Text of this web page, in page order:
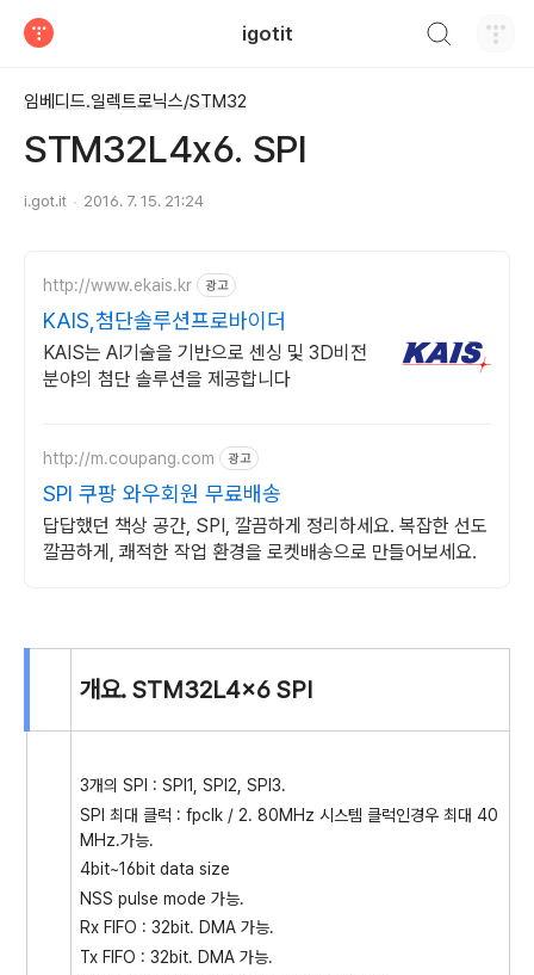
igotit
임베디드.일렉트로닉스/STM32
STM32L4x6. SPI
i.got.it 2016. 7. 15. 21:24
http://www.ekais.kr 광고
KAIS,첨단솔루션프로바이더
KAIS는 AI기술을 기반으로 센싱 및 3D비전
분야의 첨단 솔루션을 제공합니다
http://m.coupang.com 광고
SPI 쿠팡 와우회원 무료배송
답답했던 책상 공간, SPI, 깔끔하게 정리하세요. 복잡한 선도
깔끔하게, 쾌적한 작업 환경을 로켓배송으로 만들어보세요.
개요. STM32L4x6 SPI
3개의 SPI : SPI1, SPI2, SPI3.
SPI 최대 클럭 : fpclk / 2. 80MHz 시스템 클럭인경우 최대 40
MHz.가능.
4bit~16bit data size
NSS pulse mode 가능.
Rx FIFO : 32bit. DMA 가능.
Tx FIFO : 32bit. DMA 가능.